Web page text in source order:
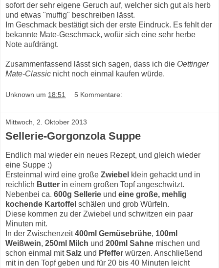
sofort der sehr eigene Geruch auf, welcher sich gut als herb
und etwas "muffig" beschreiben lässt.
Im Geschmack bestätigt sich der erste Eindruck. Es fehlt der
bekannte Mate-Geschmack, wofür sich eine sehr herbe
Note aufdrängt.
Zusammenfassend lässt sich sagen, dass ich die Oettinger
Mate-Classic nicht noch einmal kaufen würde.
Unknown um 18:51 5 Kommentare:
Mittwoch, 2. Oktober 2013
Sellerie-Gorgonzola Suppe
Endlich mal wieder ein neues Rezept, und gleich wieder
eine Suppe :)
Ersteinmal wird eine große Zwiebel klein gehackt und in
reichlich Butter in einem großen Topf angeschwitzt.
Nebenbei ca. 600g Sellerie und eine große, mehlig
kochende Kartoffel schälen und grob Würfeln.
Diese kommen zu der Zwiebel und schwitzen ein paar
Minuten mit.
In der Zwischenzeit400ml Gemüsebrühe, 100ml
Weißwein, 250ml Milch und 200ml Sahne mischen und
schon einmal mitSalz und Pfeffer würzen. Anschließend
mit in den Topf geben und für 20 bis 40 Minuten leicht